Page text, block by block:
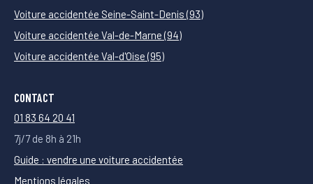
Voiture accidentée Seine-Saint-Denis (93)
Voiture accidentée Val-de-Marne (94)
Voiture accidentée Val-d'Oise (95)
CONTACT
01 83 64 20 41
7j/7 de 8h à 21h
Guide : vendre une voiture accidentée
Mentions légales